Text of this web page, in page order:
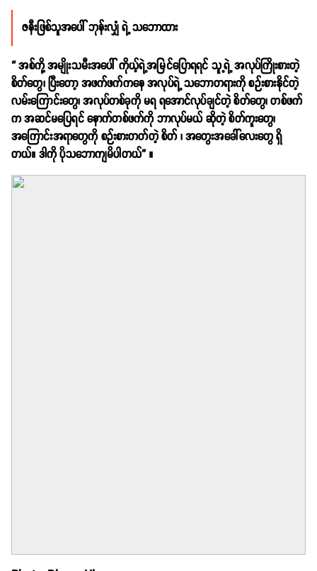
ဇနီးဖြစ်သူအပေါ် ဘုန်းလျှံ ရဲ့ သဘောထား
“ အစ်ကို့ အမျိုးသမီးအပေါ် ကိုယ့်ရဲ့အမြင်ပြောရရင် သူ့ရဲ့ အလုပ်ကြိုးစားတဲ့
စိတ်တွေ၊ ပြီးတော့ အဖက်ဖက်ကနေ အလုပ်ရဲ့ သဘောတရားကို စဉ်းစားနိုင်တဲ့
လမ်းကြောင်းတွေ၊ အလုပ်တစ်ခုကို မရ ရအောင်လုပ်ချင်တဲ့ စိတ်တွေ၊ တစ်ဖက်
က အဆင်မပြေရင် နောက်တစ်ဖက်ကို ဘာလုပ်မယ် ဆိုတဲ့ စိတ်ကူးတွေ၊
အကြောင်းအရာတွေကို စဉ်းစားတတ်တဲ့ စိတ် ၊ အတွေးအခေါ်လေးတွေ ရှိ
တယ်။ ဒါကို ပိုသဘောကျမိပါတယ်” ။